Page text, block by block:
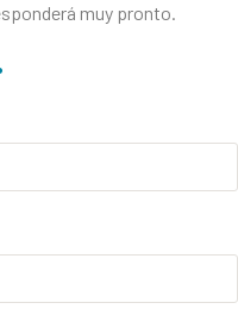
muy pronto.